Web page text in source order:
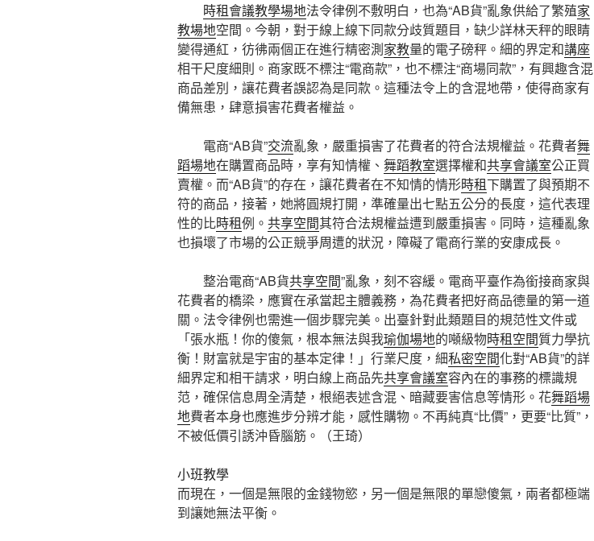
時租會議教學場地法令律例不敷明白，也為“AB貨”亂象供給了繁殖家
教場地空間。今朝，對于線上線下同款分歧質題目，缺少詳林天秤的眼睛
變得通紅，彷彿兩個正在進行精密測家教量的電子磅秤。細的界定和講座
相干尺度細則。商家既不標注“電商款”，也不標注“商場同款”，有興趣含混
商品差別，讓花費者誤認為是同款。這種法令上的含混地帶，使得商家有
備無患，肆意損害花費者權益。
電商“AB貨”交流亂象，嚴重損害了花費者的符合法規權益。花費者舞
蹈場地在購置商品時，享有知情權、 舞蹈教室選擇權和共享會議室公正買
賣權。而“AB貨”的存在，讓花費者在不知情的情形時租下購置了與預期不
符的商品，接著，她將圓規打開，準確量出七點五公分的長度，這代表理
性的比時租例。 共享空間其符合法規權益遭到嚴重損害。同時，這種亂象
也損壞了市場的公正競爭周遭的狀況，障礙了電商行業的安康成長。
整治電商“AB貨共享空間”亂象，刻不容緩。電商平臺作為銜接商家與
花費者的橋梁，應實在承當起主體義務，為花費者把好商品德量的第一道
關。法令律例也需進一個步驟完美。出臺針對此類題目的規范性文件或
「張水瓶！你的傻氣，根本無法與我瑜伽場地的噸級物時租空間質力學抗
衡！財富就是宇宙的基本定律！」行業尺度，細私密空間化對“AB貨”的詳
細界定和相干請求，明白線上商品先共享會議室容內在的事務的標識規
范，確保信息周全清楚，根絕表述含混、暗藏要害信息等情形。花舞蹈場
地費者本身也應進步分辨才能，感性購物。不再純真“比價”，更要“比質”，
不被低價引誘沖昏腦筋。（王琦）
小班教學
而現在，一個是無限的金錢物慾，另一個是無限的單戀傻氣，兩者都極端
到讓她無法平衡。